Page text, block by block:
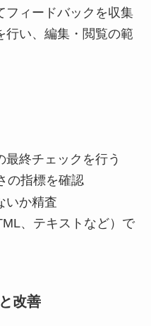
フィードバックを収集
行い、編集・閲覧の範
終チェックを行う
の指標を確認
いか精査
、テキストなど）で
改善